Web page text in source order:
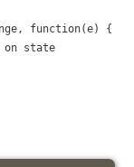
function(e) {
on state